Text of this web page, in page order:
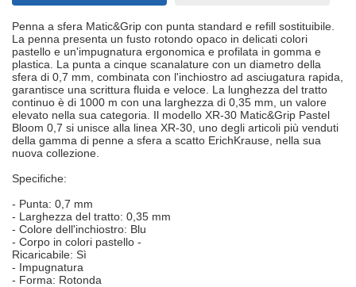
Penna a sfera Matic&Grip con punta standard e refill sostituibile.
La penna presenta un fusto rotondo opaco in delicati colori
pastello e un'impugnatura ergonomica e profilata in gomma e
plastica. La punta a cinque scanalature con un diametro della
sfera di 0,7 mm, combinata con l'inchiostro ad asciugatura rapida,
garantisce una scrittura fluida e veloce. La lunghezza del tratto
continuo è di 1000 m con una larghezza di 0,35 mm, un valore
elevato nella sua categoria. Il modello XR-30 Matic&Grip Pastel
Bloom 0,7 si unisce alla linea XR-30, uno degli articoli più venduti
della gamma di penne a sfera a scatto ErichKrause, nella sua
nuova collezione.
Specifiche:
- Punta: 0,7 mm
- Larghezza del tratto: 0,35 mm
- Colore dell'inchiostro: Blu
- Corpo in colori pastello -
Ricaricabile: Sì
- Impugnatura
- Forma: Rotonda